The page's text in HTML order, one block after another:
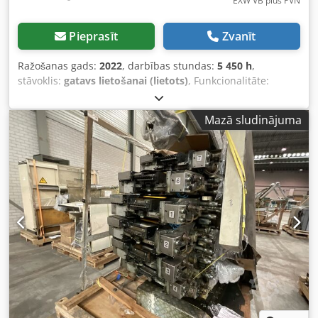
Pieprasīt Zvanīt
Ražošanas gads: 2022, darbības stundas: 5 450 h,
stāvoklis: gatavs lietošanai (lietots), Funkcionalitāte:
, 3D printeris, pilnībā darbspējīgs.
Komplektā dažādas papildus sprauslas. Ietver izturīgu,
pulverkrāsotu Prusa drukas platformu. Labais ekstruders
gandrīz nav lietots. Kopējais stāvoklis labs. Printeris ir
uzreiz pieejams izvešanai. Dati par printeri (bez
garantijas): Raise3D Pro3 ir profesionāls FFF dubultā
ekstrudera 3D printeris ar 300×300×300 mm darba kameru
(255×300×300 mm duālā režīmā). Printerim ir slēgta
kamera, līdz 300 °C sprauslas temperatūra, automātiska
platformas līmeņošana un tas paredzēts tādiem
materiāliem kā PLA, ABS, PETG, ASA un TPU. Svarīgi
tehniskie dati Raise3D Pro3: Drukas tehnoloģija: FFF/FDM
(kausētās pavediena tehnoloģija) Drukas galva: Dubultais
ekstruders ar elektronisko pacelšanas sistēmu (ātrai
maiņai) Cjdsyim Dkjpfx Ag Isha Darba zonas izmēri (P x D x
Mazā sludinājuma